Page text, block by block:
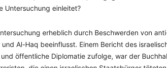
Untersuchung einleitet?
erheblich durch Beschwerden von
Al-Haq beeinflusst. Einem Bericht des
öffentliche Diplomatie zufolge, war der